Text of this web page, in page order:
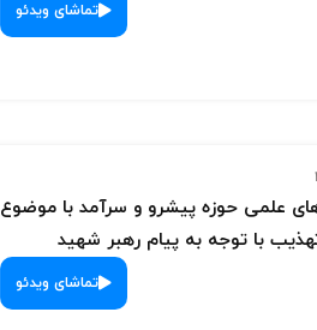
تماشای ویدئو
علمی حوزه پیشرو و سرآمد با موضوع
با توجه به پیام رهبر شهید
تماشای ویدئو